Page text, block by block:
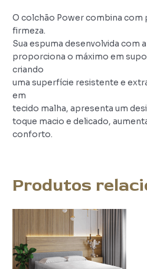
O colchão Power combina
firmeza.
Sua espuma desenvolvida com
proporciona o máximo em
criando
uma superfície resistente e
em
tecido malha, apresenta um
toque macio e delicado,
conforto.
Produtos